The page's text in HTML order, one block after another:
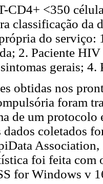
CD4+ <350
classificação da
do
2. Paciente
gerais; 4.
obtidas nos
foram
de um protocolo
dados coletados
foi feita com
for Windows v